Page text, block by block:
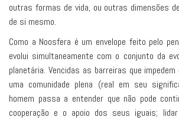
outras formas de vida, ou outras dimensões
de si mesmo.
Como a Noosfera é um envelope feito pelo
evolui simultaneamente com o conjunto da
planetária. Vencidas as barreiras que
uma comunidade plena (real em seu
homem passa a entender que não pode
cooperação e o apoio dos seus iguais;